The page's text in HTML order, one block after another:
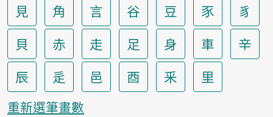
見 角 言 谷 豆 豕
豸
貝
赤 走 足 身 車
辛
辰
辵 邑 酉 釆 里
重新選筆畫數